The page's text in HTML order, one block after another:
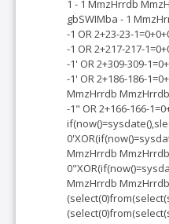
1 - 1 MmzHrrdb
gbSWIMba - 1
-1 OR 2+23-23-
-1 OR 2+217-217-
-1' OR 2+309-309-
-1' OR 2+186-186-
MmzHrrdb MmzHrrdb
-1" OR 2+166-166-
MmzHrrdb MmzHrrdb
MmzHrrdb MmzHrrdb